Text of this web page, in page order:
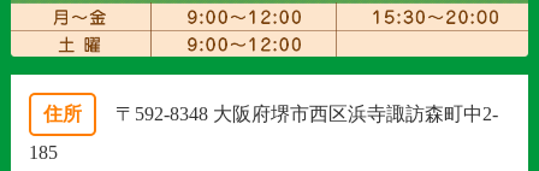
住所
〒592-8348 大阪府堺市西区浜寺諏訪森町中2-
185